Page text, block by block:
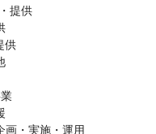
提供
供
画・実施・運用